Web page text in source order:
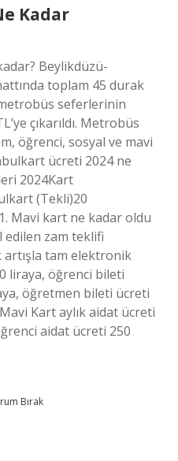
Kadar
Beylikdüzü-
toplam 45 durak
seferlerinin
çıkarıldı. Metrobüs
öğrenci, sosyal ve mavi
ücreti 2024 ne
2024Kart
(Tekli)20
Mavi kart ne kadar oldu
edilen zam teklifi
artışla tam elektronik
liraya, öğrenci bileti
öğretmen bileti ücreti
Kart aylık aidat ücreti
aidat ücreti 250
Bırak